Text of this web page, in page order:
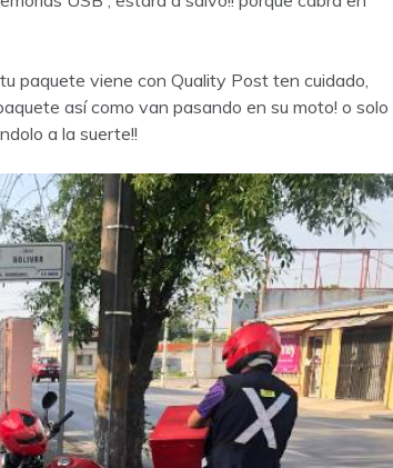
paquete viene con Quality Post ten cuidado,
así como van pasando en su moto! o solo
a la suerte!!